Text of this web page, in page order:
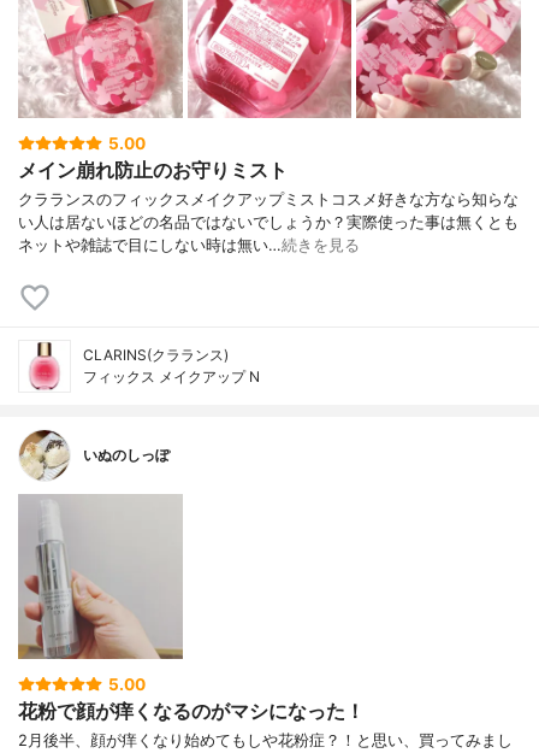
5.00
メイン崩れ防止のお守りミスト
クラランスのフィックスメイクアップミストコスメ好きな方なら知らな
い人は居ないほどの名品ではないでしょうか？実際使った事は無くとも
ネットや雑誌で目にしない時は無い…続きを見る
CLARINS(クラランス)
フィックス メイクアップ N
いぬのしっぽ
5.00
花粉で顔が痒くなるのがマシになった！
2月後半、顔が痒くなり始めてもしや花粉症？！と思い、買ってみまし